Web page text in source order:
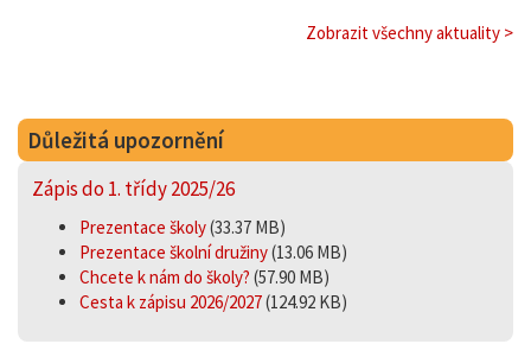
Zobrazit všechny aktuality >
Důležitá upozornění
Zápis do 1. třídy 2025/26
Prezentace školy(33.37 MB)
Prezentace školní družiny(13.06 MB)
Chcete k nám do školy? (57.90 MB)
Cesta k zápisu 2026/2027(124.92 KB)